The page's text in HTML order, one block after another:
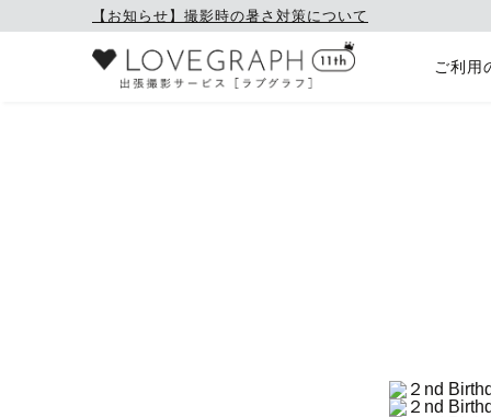
【お知らせ】撮影時の暑さ対策について
ご利用